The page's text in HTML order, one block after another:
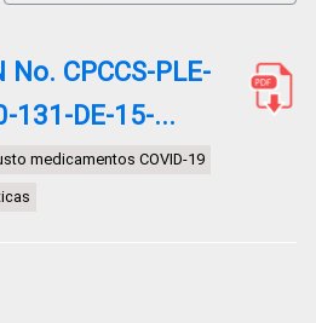
No. CPCCS-PLE-
131-DE-15-...
medicamentos COVID-19